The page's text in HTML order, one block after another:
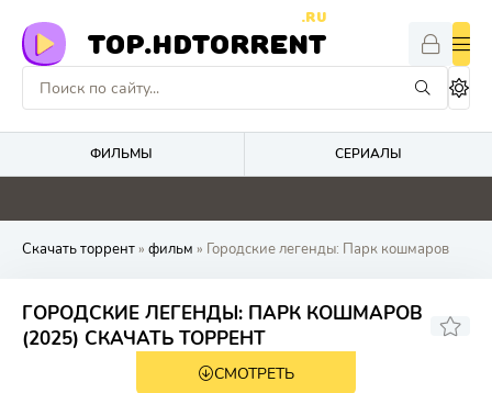
TOP.HDTORRENT
.RU
ФИЛЬМЫ СЕРИАЛЫ
0 2.2 0 0
Скачать торрент» фильм » Городские легенды: Парк кошмаров
ГОРОДСКИЕ ЛЕГЕНДЫ: ПАРК КОШМАРОВ
(2025) СКАЧАТЬ ТОРРЕНТ
3.9
СМОТРЕТЬ